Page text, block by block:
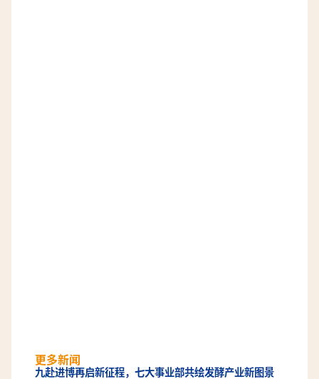
更多新闻
九赴进博再启新征程，七大事业部共绘发酵产业新图景